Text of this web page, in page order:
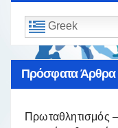
Greek
Πρόσφατα Άρθρα
Πρωταθλητισμός